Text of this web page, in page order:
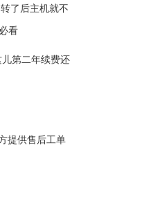
了后主机就不
看
第二年续费还
提供售后工单